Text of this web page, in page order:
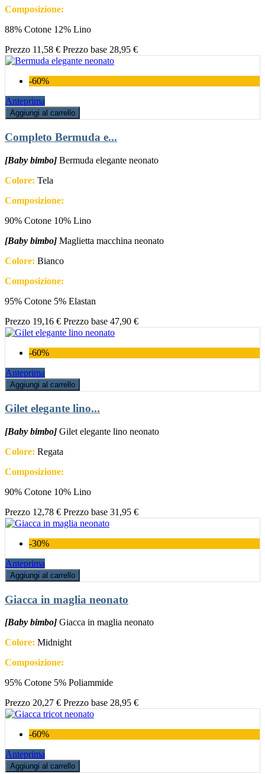
Composizione:
88% Cotone 12% Lino
Prezzo 11,58 € Prezzo base 28,95 €
-60%
Anteprima
Aggiungi al carrello
Completo Bermuda e...
[Baby bimbo] Bermuda elegante neonato
Colore: Tela
Composizione:
90% Cotone 10% Lino
[Baby bimbo] Maglietta macchina neonato
Colore: Bianco
Composizione:
95% Cotone 5% Elastan
Prezzo 19,16 € Prezzo base 47,90 €
-60%
Anteprima
Aggiungi al carrello
Gilet elegante lino...
[Baby bimbo] Gilet elegante lino neonato
Colore: Regata
Composizione:
90% Cotone 10% Lino
Prezzo 12,78 € Prezzo base 31,95 €
-30%
Anteprima
Aggiungi al carrello
Giacca in maglia neonato
[Baby bimbo] Giacca in maglia neonato
Colore: Midnight
Composizione:
95% Cotone 5% Poliammide
Prezzo 20,27 € Prezzo base 28,95 €
-60%
Anteprima
Aggiungi al carrello